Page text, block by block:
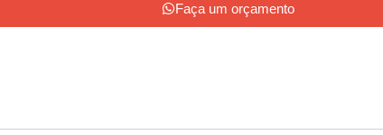
Faça um orçamento